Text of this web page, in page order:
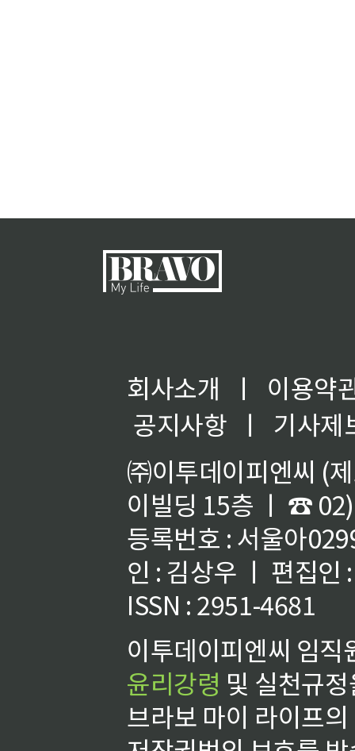
회사소개 ㅣ
이용약
공지사항
ㅣ
기사제
㈜이투데이피엔씨 (
이빌딩 15층 ㅣ ☎
등록번호 : 서울아
인 : 김상우 ㅣ 편집인
ISSN : 2951-4681
이투데이피엔씨 임
윤리강령 및 실천규
브라보 마이 라이프